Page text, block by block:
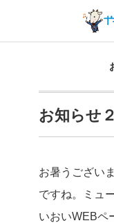
お知らせ
お暑うござい
ですね。ミュ
いおいWEBペ